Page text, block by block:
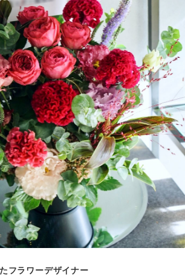
フラワーデザイナー